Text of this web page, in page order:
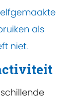
als
niet.